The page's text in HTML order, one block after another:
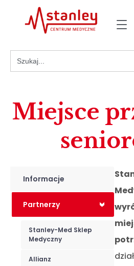
Search
for:
Miejsce
Informacje
<
Partnerzy
Stanley-Med Sklep
Medyczny
Allianz